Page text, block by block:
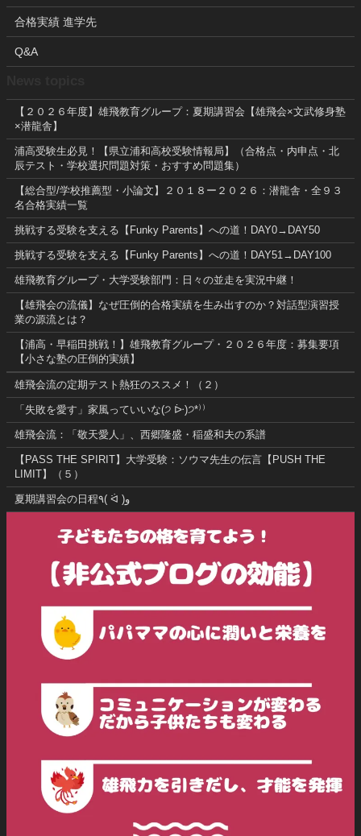
合格実績 進学先
Q&A
【２０２６年度】雄飛教育グループ：夏期講習会【雄飛会×文武修身塾
×潜龍舎】
浦高受験生必見！【県立浦和高校受験情報局】（合格点・内申点・北
辰テスト・学校選択問題対策・おすすめ問題集）
【総合型/学校推薦型・小論文】２０１８ー２０２６：潜龍舎・全９３
名合格実績一覧
挑戦する受験を支える【Funky Parents】への道！DAY0→DAY50
挑戦する受験を支える【Funky Parents】への道！DAY51→DAY100
雄飛教育グループ・大学受験部門：日々の並走を実況中継！
【雄飛会の流儀】なぜ圧倒的合格実績を生み出すのか？対話型演習授
業の源流とは？
【浦高・早稲田挑戦！】雄飛教育グループ・２０２６年度：募集要項
【小さな塾の圧倒的実績】
雄飛会流の定期テスト熱狂のススメ！（２）
「失敗を愛す」家風っていいな(੭ ᐕ)੭*⁾⁾
雄飛会流：「敬天愛人」、西郷隆盛・稲盛和夫の系譜
【PASS THE SPIRIT】大学受験：ソウマ先生の伝言【PUSH THE
LIMIT】（５）
夏期講習会の日程٩( ᐛ )و